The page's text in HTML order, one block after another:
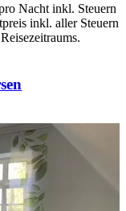
Nacht inkl. Steuern
inkl. aller Steuern